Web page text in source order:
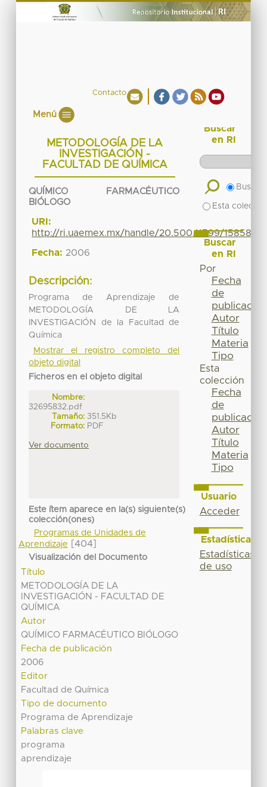
Contacto
Menú
METODOLOGÍA DE LA
INVESTIGACIÓN -
FACULTAD DE QUÍMICA
QUÍMICO FARMACÉUTICO
BIÓLOGO
URI:
http://ri.uaemex.mx/handle/20.500.11799/15858
Fecha: 2006
Descripción:
Programa de Aprendizaje de
METODOLOGÍA DE LA
INVESTIGACIÓN de la Facultad de
Química
Mostrar el registro completo del
objeto digital
Ficheros en el objeto digital
Nombre:
32695832.pdf
Tamaño: 351.5Kb
Formato: PDF
Ver documento
Este ítem aparece en la(s) siguiente(s)
colección(ones)
Programas de Unidades de
Aprendizaje
[404]
Visualización del Documento
Título
METODOLOGÍA DE LA
INVESTIGACIÓN - FACULTAD DE
QUÍMICA
Autor
QUÍMICO FARMACÉUTICO BIÓLOGO
Fecha de publicación
2006
Editor
Facultad de Química
Tipo de documento
Programa de Aprendizaje
Palabras clave
programa
aprendizaje
Buscar
en RI
Buscar
Esta
Buscar
en RI
Por
Fecha
de
publicación
Autor
Título
Materia
Tipo
Esta
colección
Fecha
de
publicación
Autor
Título
Materia
Tipo
Usuario
Acceder
Estadísticas
Estadísticas
de uso